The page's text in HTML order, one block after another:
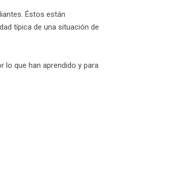
Éstos están
típica de una situación de
lo que han aprendido y para